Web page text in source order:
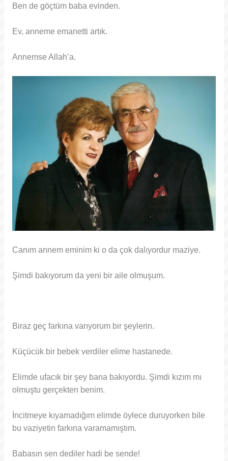
Ben de göçtüm baba evinden.
Ev, anneme emanetti artık.
Annemse Allah’a.
Canım annem eminim ki o da çok dalıyordur maziye.
Şimdi bakıyorum da yeni bir aile olmuşum.
Biraz geç farkına varıyorum bir şeylerin.
Küçücük bir bebek verdiler elime hastanede.
Elimde ufacık bir şey bana bakıyordu. Şimdi kızım mı
olmuştu gerçekten benim.
İncitmeye kıyamadığım elimde öylece duruyorken bile
bu vaziyetin farkına varamamıştım.
Babasın sen dediler hadi be sende!